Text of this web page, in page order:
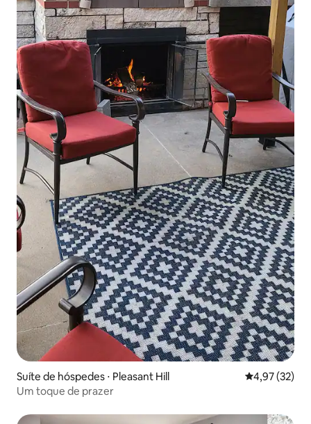
Suíte de hóspedes ⋅ Pleasant Hill 4,97 de uma
4,97 (32)
Um toque de prazer